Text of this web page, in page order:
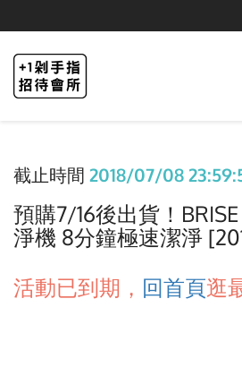
截止時間 2018/07/08
預購7/16後出貨！
淨機 8分鐘極速潔淨
活動已到期， 回首頁逛